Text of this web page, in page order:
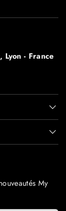
- France
My